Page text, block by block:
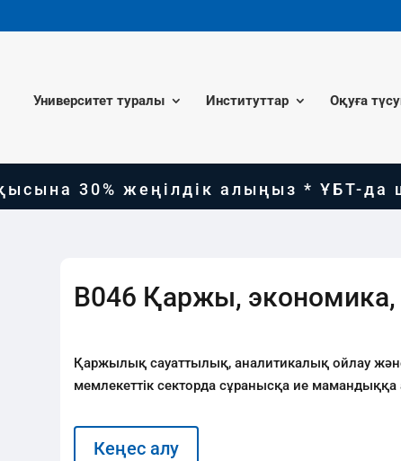
Университет туралы Институттар Оқуға
30% жеңілдік алыңыз * ҰБТ-да
В046 Қаржы, экономика,
Қаржылық сауаттылық, аналитикалық ойлау
мемлекеттік секторда сұранысқа ие
Кеңес алу